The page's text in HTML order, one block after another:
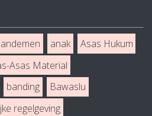
anak
Asas Hukum
Asas Material
banding
Bawaslu
regelgeving